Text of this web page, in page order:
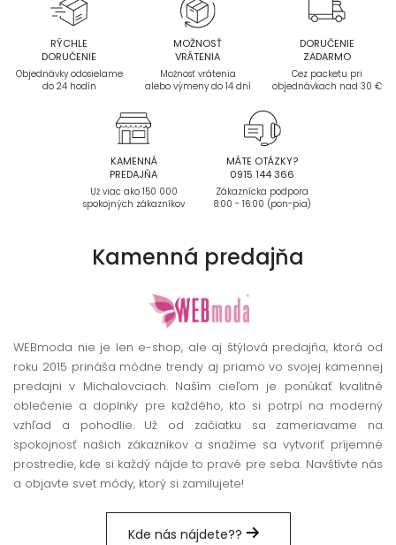
RÝCHLE
DORUČENIE
Objednávky odosielame
do 24 hodín
MOŽNOSŤ
VRÁTENIA
Možnosť vrátenia
alebo výmeny do 14 dní
DORUČENIE
ZADARMO
Cez packetu pri
objednávkach nad 30 €
KAMENNÁ
PREDAJŇA
Už viac ako 150 000
spokojných zákazníkov
MÁTE OTÁZKY?
0915 144 366
Zákaznícka podpora
8:00 - 16:00 (pon-pia)
Kamenná predajňa
WEBmoda nie je len e-shop, ale aj štýlová predajňa, ktorá od
roku 2015 prináša módne trendy aj priamo vo svojej kamennej
predajni v Michalovciach. Naším cieľom je ponúkať kvalitné
oblečenie a doplnky pre každého, kto si potrpí na moderný
vzhľad a pohodlie. Už od začiatku sa zameriavame na
spokojnosť našich zákazníkov a snažíme sa vytvoriť príjemné
prostredie, kde si každý nájde to pravé pre seba. Navštívte nás
a objavte svet módy, ktorý si zamilujete!
Kde nás nájdete??